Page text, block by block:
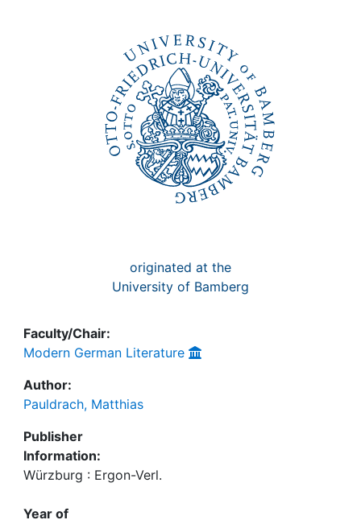
originated at the
University of Bamberg
Faculty/Chair:
Modern German Literature
Author:
Pauldrach, Matthias
Publisher
Information:
Würzburg : Ergon-Verl.
Year of